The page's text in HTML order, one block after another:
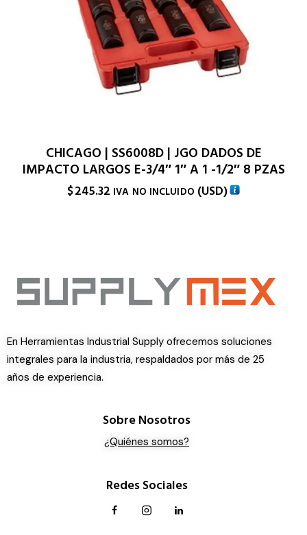
CHICAGO | SS6008D | JGO DADOS DE
IMPACTO LARGOS E-3/4″ 1″ A 1 -1/2″ 8 PZAS
$245.32 IVA NO INCLUIDO (USD)
En Herramientas Industrial Supply ofrecemos soluciones
integrales para la industria, respaldados por más de 25
años de experiencia.
Sobre Nosotros
¿Quiénes somos?
Redes Sociales